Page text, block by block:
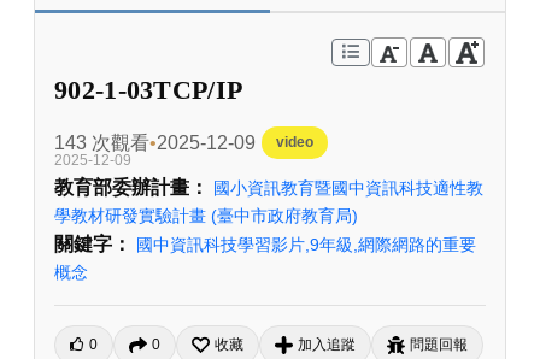
902-1-03TCP/IP
143 次觀看 2025-12-09
video
2025-12-09
教育部委辦計畫：
國小資訊教育暨國中資訊科技適性教
學教材研發實驗計畫 (臺中市政府教育局)
關鍵字：
國中資訊科技學習影片,9年級,網際網路的重要
概念
0 0 收藏 加入追蹤 問題回報